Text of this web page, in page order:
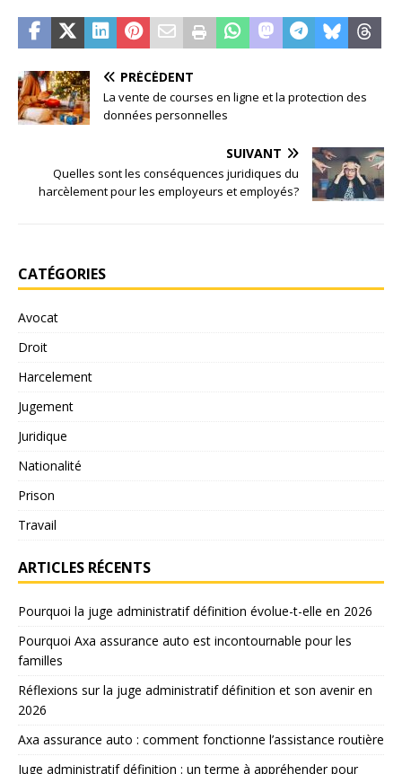
PRÉCÉDENT
La vente de courses en ligne et la protection des
données personnelles
SUIVANT
Quelles sont les conséquences juridiques du
harcèlement pour les employeurs et employés?
CATÉGORIES
Avocat
Droit
Harcelement
Jugement
Juridique
Nationalité
Prison
Travail
ARTICLES RÉCENTS
Pourquoi la juge administratif définition évolue-t-elle en 2026
Pourquoi Axa assurance auto est incontournable pour les
familles
Réflexions sur la juge administratif définition et son avenir en
2026
Axa assurance auto : comment fonctionne l’assistance routière
Juge administratif définition : un terme à appréhender pour